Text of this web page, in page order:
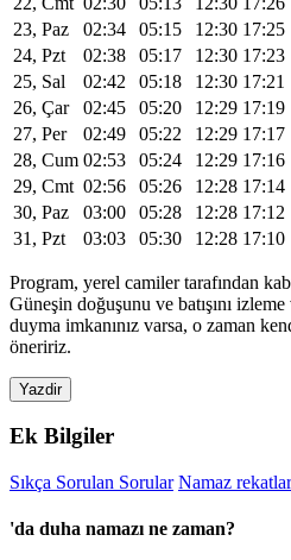
23, Paz
02:34 05:15 12:30 17:25
24, Pzt
02:38 05:17 12:30 17:23
25, Sal
02:42 05:18 12:30 17:21
26, Çar
02:45 05:20 12:29 17:19
27, Per
02:49 05:22 12:29 17:17
28, Cum 02:53 05:24 12:29 17:16
29, Cmt 02:56 05:26 12:28 17:14
30, Paz
03:00 05:28 12:28 17:12
31, Pzt
03:03 05:30 12:28 17:10
Program, yerel camiler tarafından
Güneşin doğuşunu ve batışını
duyma imkanınız varsa, o zaman
öneririz.
Yazdir
Ek Bilgiler
Sıkça Sorulan Sorular Namaz
'da duha namazı ne zaman?